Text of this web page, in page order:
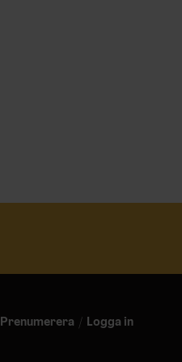
Prenumerera Logga in